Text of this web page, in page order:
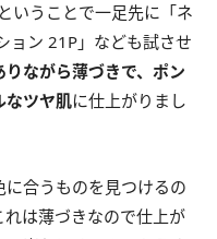
いうことで一足先に「ネ
ョン 21P」なども試させ
りながら薄づきで、ポン
なツヤ肌に仕上がりまし
合うものを見つけるの
は薄づきなので仕上が